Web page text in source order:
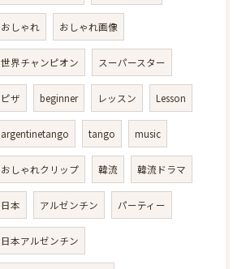
おしゃれ おしゃれ画像
世界チャンピオン スーパースター
ピザ beginner レッスン Lesson
argentinetango tango music
おしゃれクリップ 韓流 韓流ドラマ
日本 アルゼンチン パーティー
日本アルゼンチン